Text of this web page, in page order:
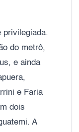
privilegiada.
do metrô,
e ainda
e Faria
dois
A